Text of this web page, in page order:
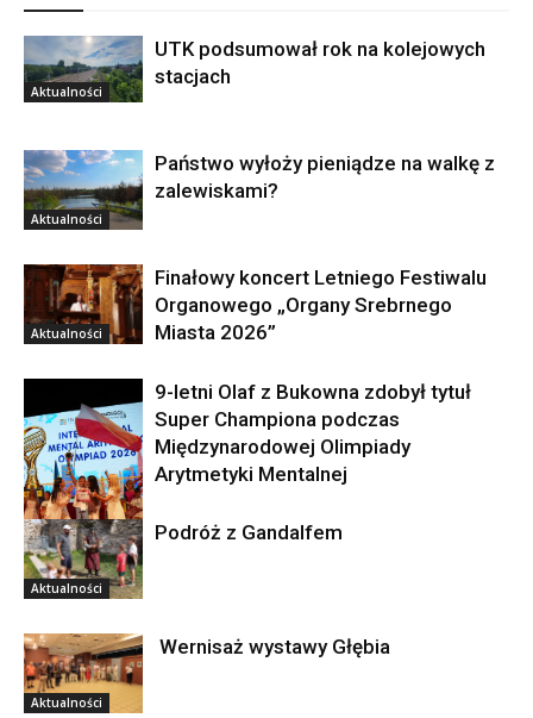
Aktualności
UTK podsumował rok na kolejowych
stacjach
Aktualności
Państwo wyłoży pieniądze na walkę z
zalewiskami?
Aktualności
Finałowy koncert Letniego Festiwalu
Organowego „Organy Srebrnego
Miasta 2026”
Aktualności
9-letni Olaf z Bukowna zdobył tytuł
Super Championa podczas
Międzynarodowej Olimpiady
Arytmetyki Mentalnej
Aktualności
Podróż z Gandalfem
Aktualności
Wernisaż wystawy Głębia